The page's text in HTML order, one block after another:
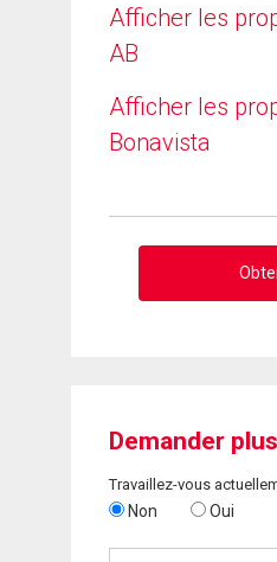
Afficher les
AB
Afficher les
Bonavista
Demander
Travaillez-vous
Non Oui